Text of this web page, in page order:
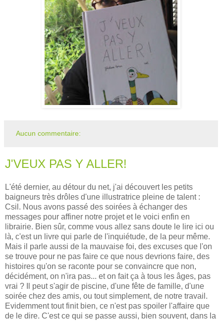
Aucun commentaire:
J'VEUX PAS Y ALLER!
L'été dernier, au détour du net, j'ai découvert les petits
baigneurs très drôles d'une illustratrice pleine de talent :
Csil. Nous avons passé des soirées à échanger des
messages pour affiner notre projet et le voici enfin en
librairie. Bien sûr, comme vous allez sans doute le lire ici ou
là, c'est un livre qui parle de l'inquiétude, de la peur même.
Mais il parle aussi de la mauvaise foi, des excuses que l'on
se trouve pour ne pas faire ce que nous devrions faire, des
histoires qu'on se raconte pour se convaincre que non,
décidément, on n'ira pas... et on fait ça à tous les âges, pas
vrai ? Il peut s'agir de piscine, d'une fête de famille, d'une
soirée chez des amis, ou tout simplement, de notre travail.
Evidemment tout finit bien, ce n'est pas spoiler l'affaire que
de le dire. C'est ce qui se passe aussi, bien souvent, dans la